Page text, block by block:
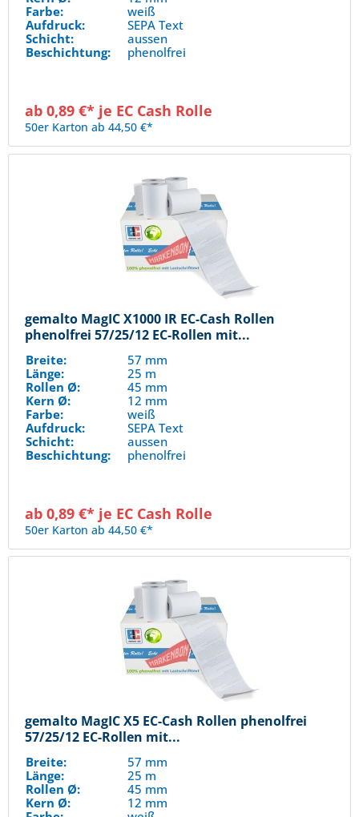
Farbe:
weiß
Aufdruck:
SEPA Text
Schicht:
aussen
Beschichtung:
phenolfrei
ab 0,89 €* je EC Cash Rolle
50er Karton ab 44,50 €*
gemalto MagIC X1000 IR EC-Cash Rollen
phenolfrei 57/25/12 EC-Rollen mit...
Breite:
57 mm
Länge:
25 m
Rollen Ø:
45 mm
Kern Ø:
12 mm
Farbe:
weiß
Aufdruck:
SEPA Text
Schicht:
aussen
Beschichtung:
phenolfrei
ab 0,89 €* je EC Cash Rolle
50er Karton ab 44,50 €*
gemalto MagIC X5 EC-Cash Rollen phenolfrei
57/25/12 EC-Rollen mit...
Breite:
57 mm
Länge:
25 m
Rollen Ø:
45 mm
Kern Ø:
12 mm